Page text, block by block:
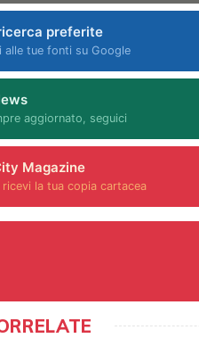
preferite
alle tue fonti su Google
aggiornato, seguici
Magazine
la tua copia cartacea